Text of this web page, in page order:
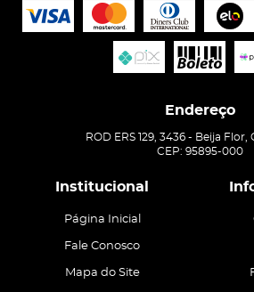
Endereço
ROD ERS 129, 3436 - Beija Flor,
CEP: 95895-000
Institucional
Página Inicial
Fale Conosco
Mapa do Site